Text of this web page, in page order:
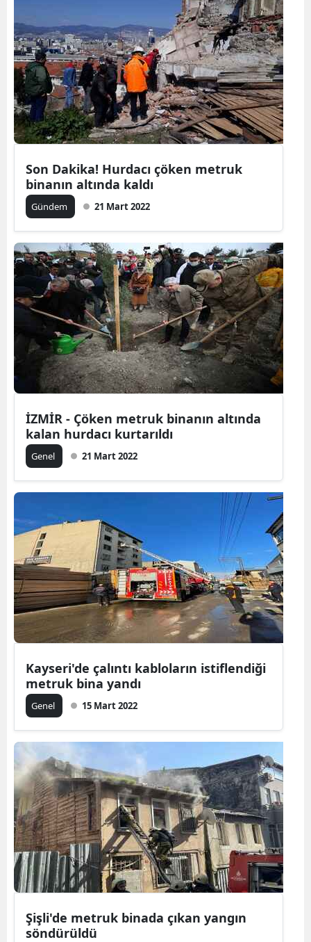
Giresun
Gümüşhane
Hakkari
Hatay
Isparta
Kastamonu
Kayseri
Kırklareli
Kırşehir
Kocaeli
Manisa
Mardin
Muğla
Muş
Nevşehir
Niğde
Sakarya
Samsun
Siirt
Sinop
Sivas
Tekirdağ
Son Dakika! Hurdacı çöken metruk
binanın altında kaldı
Gündem 21 Mart 2022
İZMİR - Çöken metruk binanın altında
kalan hurdacı kurtarıldı
Genel 21 Mart 2022
Kayseri'de çalıntı kabloların istiflendiği
metruk bina yandı
Genel 15 Mart 2022
Şişli'de metruk binada çıkan yangın
söndürüldü